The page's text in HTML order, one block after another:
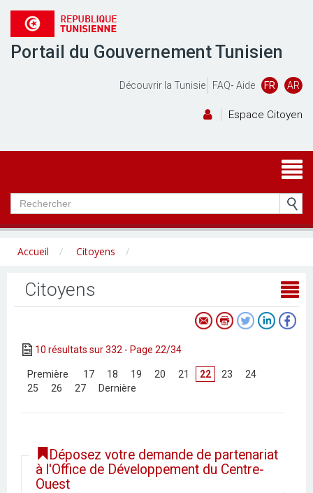
Portail du Gouvernement Tunisien
Découvrir la Tunisie FAQ- Aide FR AR
Espace Citoyen
Accueil Citoyens
Citoyens
10 résultats sur 332 - Page 22/34
Première 17 18 19 20 21 22 23 24
25 26 27 Dernière
Déposez votre demande de partenariat
à l'Office de Développement du Centre-
Ouest